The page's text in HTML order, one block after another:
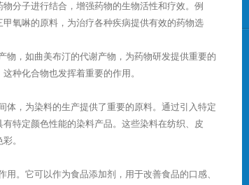
的方法是对甲氧基苯酚进行酰化反应，通过引入醛
物作为主原料，在硫酸二甲酯和氢氧化钠的存在
注意事项 虽然2,3,4-三甲氧
储存过程中仍需注意其潜在的安全风险。由于该化
装备，并确保操作环境远离火源和高温，以避免
化学性质和应用领域等方面的知识，我们可以更好
分子进行结合，增强药物的生物活性和疗效。例
氧啉的原料，为治疗各种疾病提供有效的药物选
物，如曲美布汀的代谢产物，为药物研发提供重要的
种化合物也发挥着重要的作用。
体，为染料的生产提供了重要的原料。通过引入特定
特定颜色性能的染料产品。这些染料在纺织、皮
。
。它可以作为食品添加剂，用于改善食品的口感、